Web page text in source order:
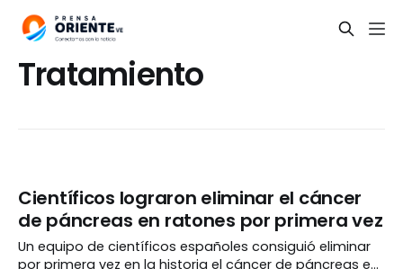
Tratamiento
Científicos lograron eliminar el cáncer
de páncreas en ratones por primera vez
Un equipo de científicos españoles consiguió eliminar
por primera vez en la historia el cáncer de páncreas en